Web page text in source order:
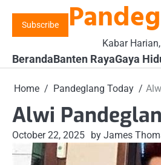
content
Subscribe
Kabar
BerandaBanten RayaGaya
Home Pandeglang Today
Alwi
October 22, 2025 by James